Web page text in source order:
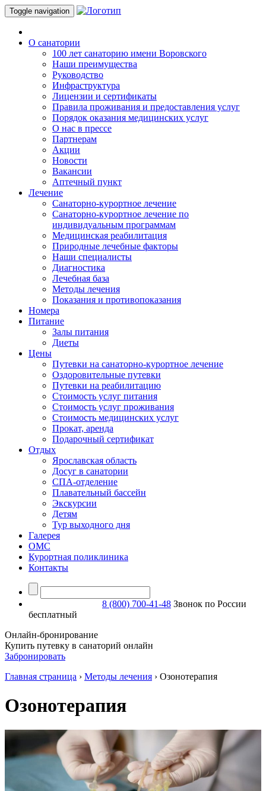
Toggle navigation
О санатории
100 лет санаторию имени Воровского
Наши преимущества
Руководство
Инфраструктура
Лицензии и сертификаты
Правила проживания и предоставления услуг
Порядок оказания медицинских услуг
О нас в прессе
Партнерам
Акции
Новости
Вакансии
Аптечный пункт
Лечение
Санаторно-курортное лечение
Санаторно-курортное лечение по
индивидуальным программам
Медицинская реабилитация
Природные лечебные факторы
Наши специалисты
Диагностика
Лечебная база
Методы лечения
Показания и противопоказания
Номера
Питание
Залы питания
Диеты
Цены
Путевки на санаторно-курортное лечение
Оздоровительные путевки
Путевки на реабилитацию
Стоимость услуг питания
Стоимость услуг проживания
Стоимость медицинских услуг
Прокат, аренда
Подарочный сертификат
Отдых
Ярославская область
Досуг в санатории
СПА-отделение
Плавательный бассейн
Экскурсии
Детям
Тур выходного дня
Галерея
ОМС
Курортная поликлиника
Контакты
8 (800) 700-41-48 Звонок по России
бесплатный
Онлайн-бронирование
Купить путевку в санаторий онлайн
Забронировать
Главная страница › Методы лечения › Озонотерапия
Озонотерапия